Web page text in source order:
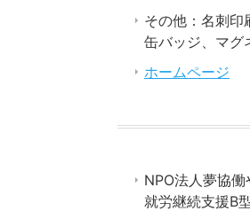
その他：名刺印
缶バッジ、マグ
ホームページ
NPO法人夢協働
就労継続支援B